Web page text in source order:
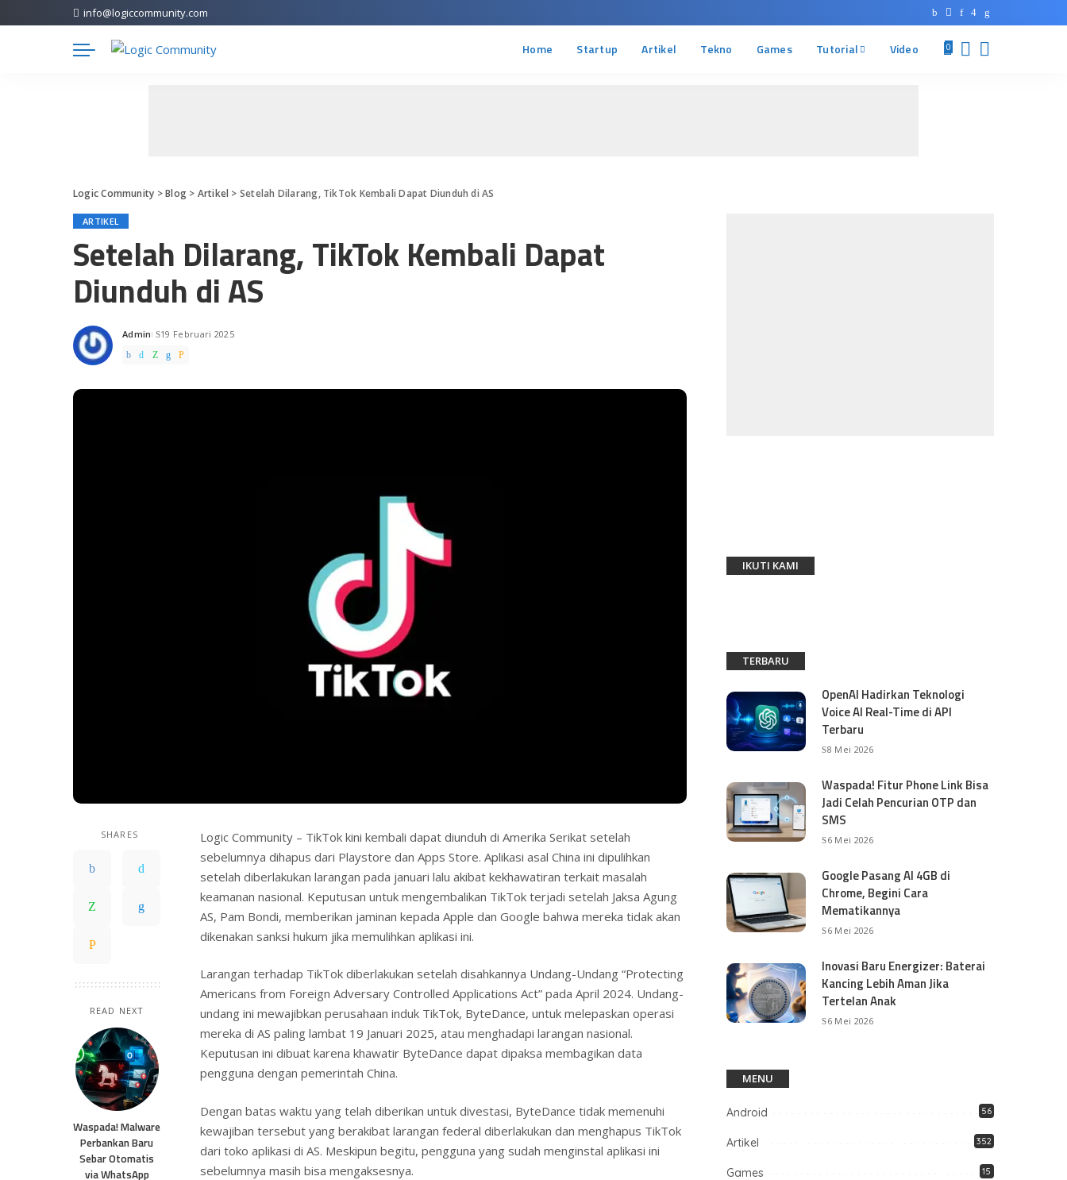
info@logiccommunity.com
Home Startup Artikel Tekno Games Tutorial Video 0
Logic Community >Blog> Artikel > Setelah Dilarang, TikTok Kembali Dapat Diunduh di AS
ARTIKEL
Setelah Dilarang, TikTok Kembali Dapat
Diunduh di AS
Posted
by
Admin 19 Februari 2025
SHARES
READ NEXT
Waspada! Malware
Perbankan Baru
Sebar Otomatis
via WhatsApp
Logic Community – TikTok kini kembali dapat diunduh di Amerika Serikat setelah
sebelumnya dihapus dari Playstore dan Apps Store. Aplikasi asal China ini dipulihkan
setelah diberlakukan larangan pada januari lalu akibat kekhawatiran terkait masalah
keamanan nasional. Keputusan untuk mengembalikan TikTok terjadi setelah Jaksa Agung
AS, Pam Bondi, memberikan jaminan kepada Apple dan Google bahwa mereka tidak akan
dikenakan sanksi hukum jika memulihkan aplikasi ini.
Larangan terhadap TikTok diberlakukan setelah disahkannya Undang-Undang “Protecting
Americans from Foreign Adversary Controlled Applications Act” pada April 2024. Undang-
undang ini mewajibkan perusahaan induk TikTok, ByteDance, untuk melepaskan operasi
mereka di AS paling lambat 19 Januari 2025, atau menghadapi larangan nasional.
Keputusan ini dibuat karena khawatir ByteDance dapat dipaksa membagikan data
pengguna dengan pemerintah China.
Dengan batas waktu yang telah diberikan untuk divestasi, ByteDance tidak memenuhi
kewajiban tersebut yang berakibat larangan federal diberlakukan dan menghapus TikTok
dari toko aplikasi di AS. Meskipun begitu, pengguna yang sudah menginstal aplikasi ini
sebelumnya masih bisa mengaksesnya.
IKUTI KAMI
TERBARU
OpenAI Hadirkan Teknologi
Voice AI Real-Time di API
Terbaru
8 Mei 2026
Waspada! Fitur Phone Link Bisa
Jadi Celah Pencurian OTP dan
SMS
6 Mei 2026
Google Pasang AI 4GB di
Chrome, Begini Cara
Mematikannya
6 Mei 2026
Inovasi Baru Energizer: Baterai
Kancing Lebih Aman Jika
Tertelan Anak
6 Mei 2026
MENU
Android 56
Artikel 352
Games 15